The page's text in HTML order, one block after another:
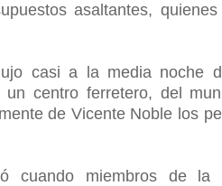
asaltantes,
casi a la media noche
centro ferretero, del
de Vicente Noble los
cuando miembros de